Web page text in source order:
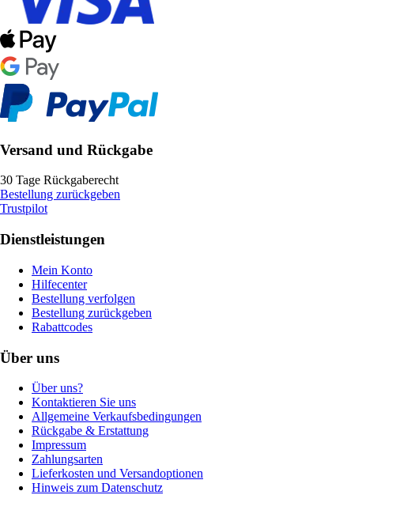
Versand und Rückgabe
30 Tage Rückgaberecht
Bestellung zurückgeben
Trustpilot
Dienstleistungen
Mein Konto
Hilfecenter
Bestellung verfolgen
Bestellung zurückgeben
Rabattcodes
Über uns
Über uns?
Kontaktieren Sie uns
Allgemeine Verkaufsbedingungen
Rückgabe & Erstattung
Impressum
Zahlungsarten
Lieferkosten und Versandoptionen
Hinweis zum Datenschutz